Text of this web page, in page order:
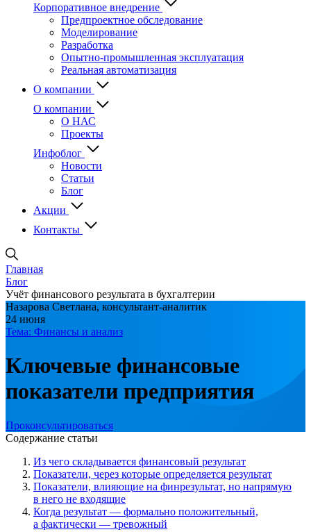
Корпоративное внедрение
Предпроектное обследование
Моделирование
Разработка
Опытно-промышленная эксплуатация
Реальная автоматизация
О компании
О компании
О НАС
Проекты
Инфоблог
Новости
Статьи
Блог
Акции
Контакты
Главная
Блог
Учёт финансового результата в бухгалтерии
Назарова Светлана, консультант-аналитик
24 июня
Тема: Финансы и анализ
Ключевые финансовые
показатели предприятия
Проконсультироваться
Содержание статьи
Из чего складывается финансовый результат
Показатели, через которые определяется результат
Показатели, влияющие на финрезультат, но напрямую
в него не входящие
Когда результат — формально положительный,
а фактически — тревожный